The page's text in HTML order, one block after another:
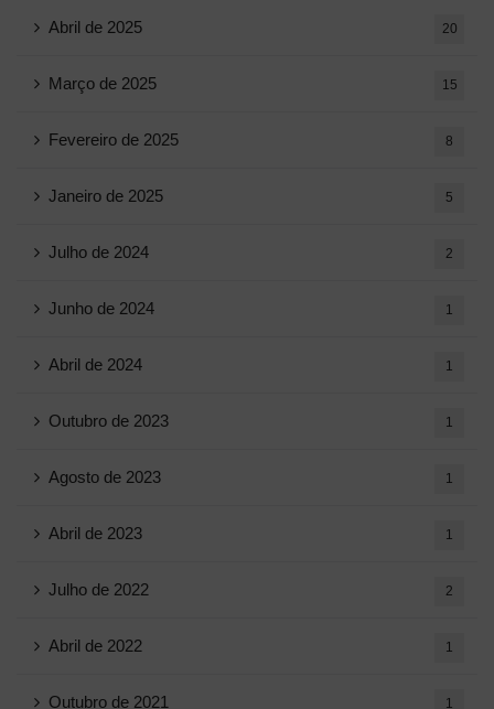
Abril de 2025 20
Março de 2025 15
Fevereiro de 2025 8
Janeiro de 2025 5
Julho de 2024 2
Junho de 2024 1
Abril de 2024 1
Outubro de 2023 1
Agosto de 2023 1
Abril de 2023 1
Julho de 2022 2
Abril de 2022 1
Outubro de 2021 1